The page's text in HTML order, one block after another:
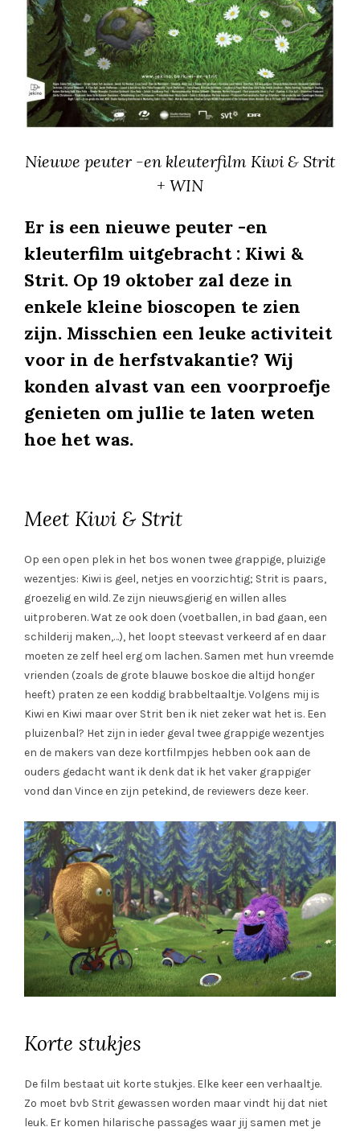
Nieuwe peuter -en kleuterfilm Kiwi & Strit
+ WIN
Er is een nieuwe peuter -en
kleuterfilm uitgebracht : Kiwi &
Strit. Op 19 oktober zal deze in
enkele kleine bioscopen te zien
zijn. Misschien een leuke activiteit
voor in de herfstvakantie? Wij
konden alvast van een voorproefje
genieten om jullie te laten weten
hoe het was.
Meet Kiwi & Strit
Op een open plek in het bos wonen twee grappige, pluizige
wezentjes: Kiwi is geel, netjes en voorzichtig; Strit is paars,
groezelig en wild. Ze zijn nieuwsgierig en willen alles
uitproberen. Wat ze ook doen (voetballen, in bad gaan, een
schilderij maken,…), het loopt steevast verkeerd af en daar
moeten ze zelf heel erg om lachen. Samen met hun vreemde
vrienden (zoals de grote blauwe boskoe die altijd honger
heeft) praten ze een koddig brabbeltaaltje. Volgens mij is
Kiwi en Kiwi maar over Strit ben ik niet zeker wat het is. Een
pluizenbal? Het zijn in ieder geval twee grappige wezentjes
en de makers van deze kortfilmpjes hebben ook aan de
ouders gedacht want ik denk dat ik het vaker grappiger
vond dan Vince en zijn petekind, de reviewers deze keer.
Korte stukjes
De film bestaat uit korte stukjes. Elke keer een verhaaltje.
Zo moet bvb Strit gewassen worden maar vindt hij dat niet
leuk. Er komen hilarische passages waar jij samen met je